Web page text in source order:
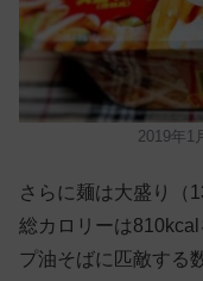
2019年1
さらに麺は大盛り（
総カロリーは
プ油そばに匹敵する